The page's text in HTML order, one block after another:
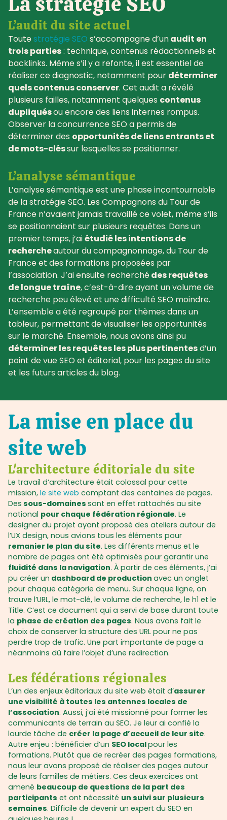
L’audit du site actuel
Toutestratégie SEO s’accompagne d’unaudit en
trois parties: technique, contenus rédactionnels et
backlinks. Même s’il y a refonte, il est essentiel de
réaliser ce diagnostic, notamment pour déterminer
quels contenus conserver. Cet audit a révélé
plusieurs failles, notamment quelques contenus
dupliquésou encore des liens internes rompus.
Observer la concurrence SEO a permis de
déterminer des opportunités de liens entrants et
de mots-cléssur lesquelles se positionner.
L’analyse sémantique
L’analyse sémantique est une phase incontournable
de la stratégie SEO. Les Compagnons du Tour de
France n’avaient jamais travaillé ce volet, même s’ils
se positionnaient sur plusieurs requêtes. Dans un
premier temps, j’aiétudié les intentions de
rechercheautour du compagnonnage, du Tour de
France et des formations proposées par
l’association. J’ai ensuite recherchédes requêtes
de longue traîne, c’est-à-dire ayant un volume de
recherche peu élevé et une difficulté SEO moindre.
L’ensemble a été regroupé par thèmes dans un
tableur, permettant de visualiser les opportunités
sur le marché. Ensemble, nous avons ainsi pu
déterminer les requêtes les plus pertinentesd’un
point de vue SEO et éditorial, pour les pages du site
et les futurs articles du blog.
La mise en place du
site web
L'architecture éditoriale du site
Le travail d’architecture était colossal pour cette
mission, le site web comptant des centaines de pages.
Des sous-domaines sont en effet rattachés au site
national pour chaque fédération régionale. Le
designer du projet ayant proposé des ateliers autour de
l’UX design, nous avions tous les éléments pour
remanier le plan du site. Les différents menus et le
nombre de pages ont été optimisés pour garantir une
fluidité dans la navigation. À partir de ces éléments, j’ai
pu créer un dashboard de production avec un onglet
pour chaque catégorie de menu. Sur chaque ligne, on
trouve l’URL, le mot-clé, le volume de recherche, le h1 et le
Title. C’est ce document qui a servi de base durant toute
la phase de création des pages. Nous avons fait le
choix de conserver la structure des URL pour ne pas
perdre trop de trafic. Une part importante de page a
néanmoins dû faire l’objet d’une redirection.
Les fédérations régionales
L’un des enjeux éditoriaux du site web était d’assurer
une visibilité à toutes les antennes locales de
l’association. Aussi, j’ai été missionné pour former les
communicants de terrain au SEO. Je leur ai confié la
lourde tâche de créer la page d’accueil de leur site.
Autre enjeu : bénéficier d’un SEO localpour les
formations. Plutôt que de recréer des pages formations,
nous leur avons proposé de réaliser des pages autour
de leurs familles de métiers. Ces deux exercices ont
amené beaucoup de questions de la part des
participants et ont nécessité un suivi sur plusieurs
semaines. Difficile de devenir un expert du SEO en